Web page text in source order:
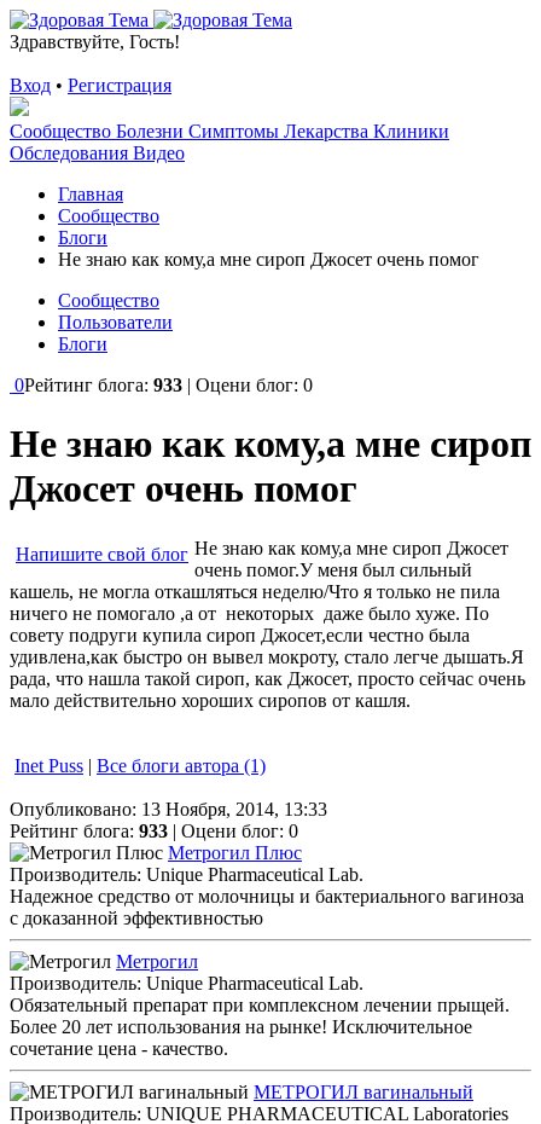
Здравствуйте, Гость!
Вход • Регистрация
Сообщество Болезни Симптомы Лекарства Клиники
Обследования Видео
Главная
Сообщество
Блоги
Не знаю как кому,а мне сироп Джосет очень помог
Сообщество
Пользователи
Блоги
0Рейтинг блога: 933 | Оцени блог: 0
Не знаю как кому,а мне сироп
Джосет очень помог
Напишите свой блог Не знаю как кому,а мне сироп Джосет
очень помог.У меня был сильный
кашель, не могла откашляться неделю/Что я только не пила
ничего не помогало ,а от некоторых даже было хуже. По
совету подруги купила сироп Джосет,если честно была
удивлена,как быстро он вывел мокроту, стало легче дышать.Я
рада, что нашла такой сироп, как Джосет, просто сейчас очень
мало действительно хороших сиропов от кашля.
Inet Puss | Все блоги автора (1)
Опубликовано: 13 Ноября, 2014, 13:33
Рейтинг блога: 933 | Оцени блог: 0
Метрогил Плюс
Производитель: Unique Pharmaceutical Lab.
Надежное средство от молочницы и бактериального вагиноза
с доказанной эффективностью
Метрогил
Производитель: Unique Pharmaceutical Lab.
Обязательный препарат при комплексном лечении прыщей.
Более 20 лет использования на рынке! Исключительное
сочетание цена - качество.
МЕТРОГИЛ вагинальный
Производитель: UNIQUE PHARMACEUTICAL Laboratories